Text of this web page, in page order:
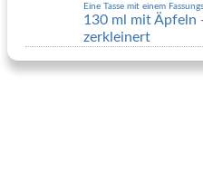
Eine Tasse mit einem
130 ml mit Äpfeln
zerkleinert